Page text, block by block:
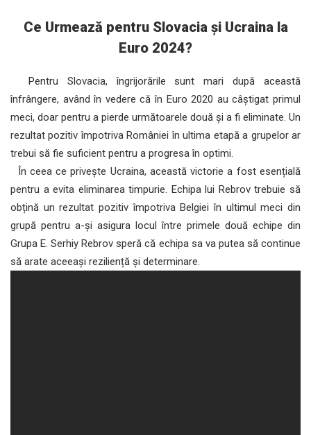
Ce Urmează pentru Slovacia și Ucraina la
Euro 2024?
Pentru Slovacia, îngrijorările sunt mari după această
înfrângere, având în vedere că în Euro 2020 au câștigat primul
meci, doar pentru a pierde următoarele două și a fi eliminate. Un
rezultat pozitiv împotriva României în ultima etapă a grupelor ar
trebui să fie suficient pentru a progresa în optimi.
În ceea ce privește Ucraina, această victorie a fost esențială
pentru a evita eliminarea timpurie. Echipa lui Rebrov trebuie să
obțină un rezultat pozitiv împotriva Belgiei în ultimul meci din
grupă pentru a-și asigura locul între primele două echipe din
Grupa E. Serhiy Rebrov speră că echipa sa va putea să continue
să arate aceeași reziliență și determinare.